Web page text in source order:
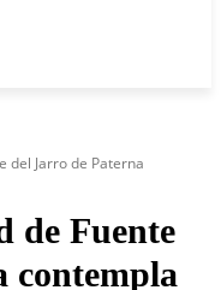
del Jarro de Paterna
de Fuente
contempla